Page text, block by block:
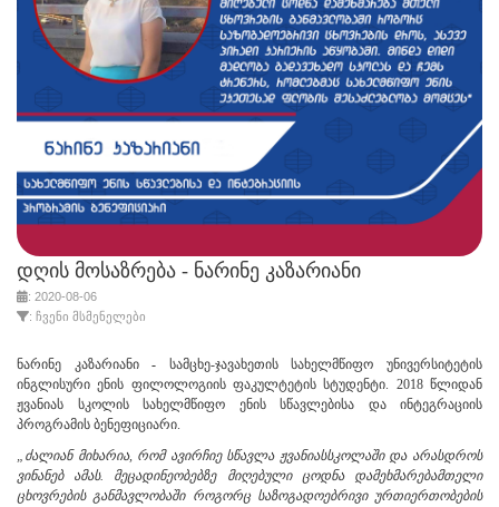
დღის მოსაზრება - ნარინე კაზარიანი
: 2020-08-06
: ჩვენი მსმენელები
ნარინე კაზარიანი- სამცხე-ჯავახეთის სახელმწიფო უნივერსიტეტის
ინგლისური ენის ფილოლოგიის ფაკულტეტის სტუდენტი. 2018 წლიდან
ჟვანიას სკოლის სახელმწიფო ენის სწავლებისა და ინტეგრაციის
პროგრამის ბენეფიციარი.
„ ძალიან მიხარია, რომ ავირჩიე სწავლა ჟვანიასსკოლაში და არასდროს
ვინანებ ამას. მეცადინეობებზე მიღებული ცოდნა დამეხმარებამთელი
ცხოვრების განმავლობაში როგორც საზოგადოებრივი ურთიერთობების